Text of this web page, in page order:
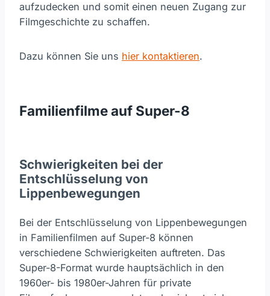
aufzudecken und somit einen neuen Zugang zur
Filmgeschichte zu schaffen.
Dazu können Sie uns hier kontaktieren.
Familienfilme auf Super-8
Schwierigkeiten bei der
Entschlüsselung von
Lippenbewegungen
Bei der Entschlüsselung von Lippenbewegungen
in Familienfilmen auf Super-8 können
verschiedene Schwierigkeiten auftreten. Das
Super-8-Format wurde hauptsächlich in den
1960er- bis 1980er-Jahren für private